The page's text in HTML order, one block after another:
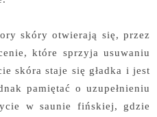
skóry otwierają się, przez
które sprzyja usuwaniu
skóra staje się gładka i jest
pamiętać o uzupełnieniu
w saunie fińskiej, gdzie